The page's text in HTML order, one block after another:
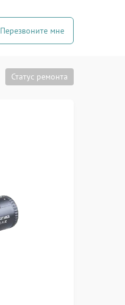
Перезвоните мне
Статус ремонта